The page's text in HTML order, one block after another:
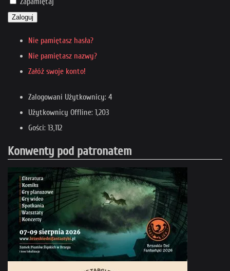
Zaloguj
Nie pamiętasz hasła?
Nie pamiętasz nazwy?
Załóż swoje konto!
Zalogowani Użytkownicy: 4
Użytkownicy Offline: 1,203
Gości: 13,112
Konwenty pod patronatem